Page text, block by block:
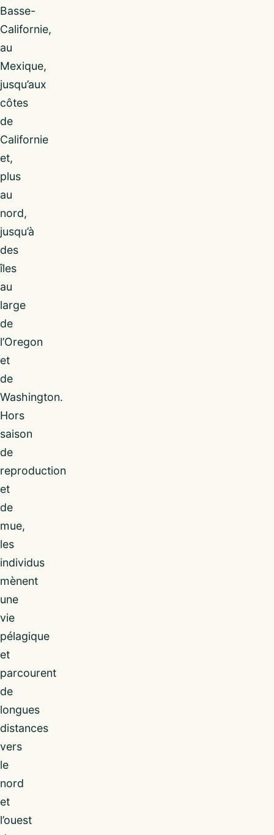
Basse-
Californie,
au
Mexique,
jusqu’aux
côtes
de
Californie
et,
plus
au
nord,
jusqu’à
des
îles
au
large
de
l’Oregon
et
de
Washington.
Hors
saison
de
reproduction
et
de
mue,
les
individus
mènent
une
vie
pélagique
et
parcourent
de
longues
distances
vers
le
nord
et
l’ouest